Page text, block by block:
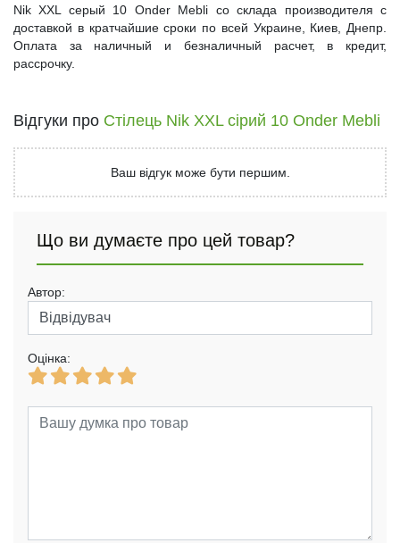
Nik XXL серый 10 Onder Mebli со склада производителя с
доставкой в кратчайшие сроки по всей Украине, Киев, Днепр.
Оплата за наличный и безналичный расчет, в кредит,
рассрочку.
Відгуки про Стілець Nik XXL сірий 10 Onder Mebli
Ваш відгук може бути першим.
Що ви думаєте про цей товар?
Автор:
Оцінка: